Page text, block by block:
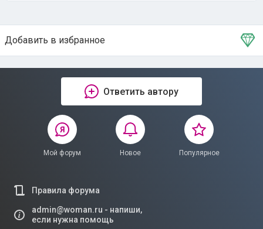
Добавить в избранное
Тема в избранном
Ответить автору
Мой форум Новое Популярное
Правила форума
admin@woman.ru - напиши,
если нужна помощь